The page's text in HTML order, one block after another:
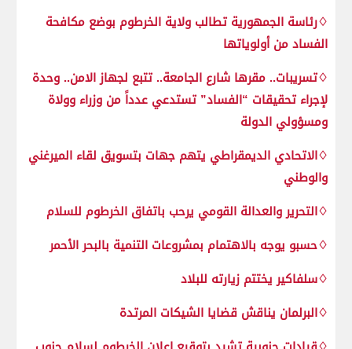
♢رئاسة الجمهورية تطالب ولاية الخرطوم بوضع مكافحة
الفساد من أولوياتها
♢تسريبات.. مقرها شارع الجامعة.. تتبع لجهاز الامن.. وحدة
لإجراء تحقيقات “الفساد” تستدعي عدداً من وزراء وولاة
ومسؤولي الدولة
♢الاتحادي الديمقراطي يتهم جهات بتسويق لقاء الميرغني
والوطني
♢التحرير والعدالة القومي يرحب باتفاق الخرطوم للسلام
♢حسبو يوجه بالاهتمام بمشروعات التنمية بالبحر الأحمر
♢سلفاكير يختتم زيارته للبلاد
♢البرلمان يناقش قضايا الشيكات المرتدة